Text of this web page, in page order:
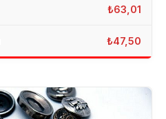
₺63,01
₺47,50